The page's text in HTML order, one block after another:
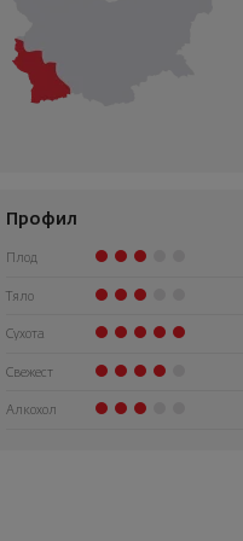
Профил
Плод
Тяло
Сухота
Свежест
Алкохол